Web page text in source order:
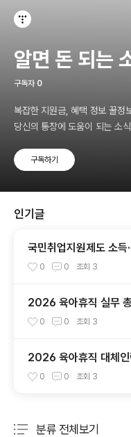
알면 돈 되는
구독자 0
복잡한 지원금, 혜택 정보 꿀정
당신의 통장에 도움이 되는 소
구독하기
인기글
국민취업지원제도 소
수별 정리 + 계산 예시
0 0 조회 3
2026 육아휴직 실무
보험·연차·불승인·신청
0 0 조회 3
2026 육아휴직 대체
인계·업무조정·근로자
0 0 조회 3
분류 전체보기